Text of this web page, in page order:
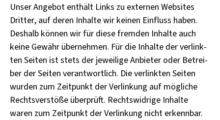
Unser An­ge­bot ent­hält Links zu ex­ter­nen Web­sites
Drit­ter, auf deren In­hal­te wir kei­nen Ein­fluss haben.
Des­halb kön­nen wir für diese frem­den In­hal­te auch
keine Ge­währ über­neh­men. Für die In­hal­te der ver­link­
ten Sei­ten ist stets der je­wei­li­ge An­bie­ter oder Be­trei­
ber der Sei­ten ver­ant­wort­lich. Die ver­link­ten Sei­ten
wur­den zum Zeit­punkt der Ver­lin­kung auf mög­li­che
Rechts­ver­stö­ße über­prüft. Rechts­wid­ri­ge In­hal­te
waren zum Zeit­punkt der Ver­lin­kung nicht er­kenn­bar.